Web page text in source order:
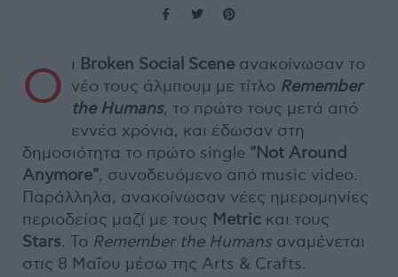
Ο ι Broken Social Scene ανακοίνωσαν το
νέο τους άλμπουμ με τίτλο Remember
the Humans, το πρώτο τους μετά από
εννέα χρόνια, και έδωσαν στη
δημοσιότητα το πρώτο single "Not Around
Anymore", συνοδευόμενο από music video.
Παράλληλα, ανακοίνωσαν νέες ημερομηνίες
περιοδείας μαζί με τους Metric και τους
Stars. Το Remember the Humans αναμένεται
στις 8 Μαΐου μέσω της Arts & Crafts.